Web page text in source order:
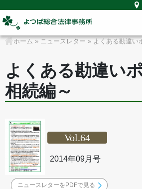
ホーム » ニュースレター » よくある勘違い
よくある勘違い
相続編～
Vol.64
2014年09月号
ニュースレターをPDFで見る